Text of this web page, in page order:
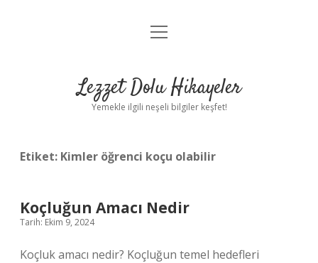
Anasayfa
Yasal Uyarı
menüyü
Lezzet Dolu Hikayeler
Yemekle ilgili neşeli bilgiler keşfet!
Etiket: Kimler öğrenci koçu olabilir
Koçluğun Amacı Nedir
Tarih: Ekim 9, 2024
Koçluk amacı nedir? Koçluğun temel hedefleri